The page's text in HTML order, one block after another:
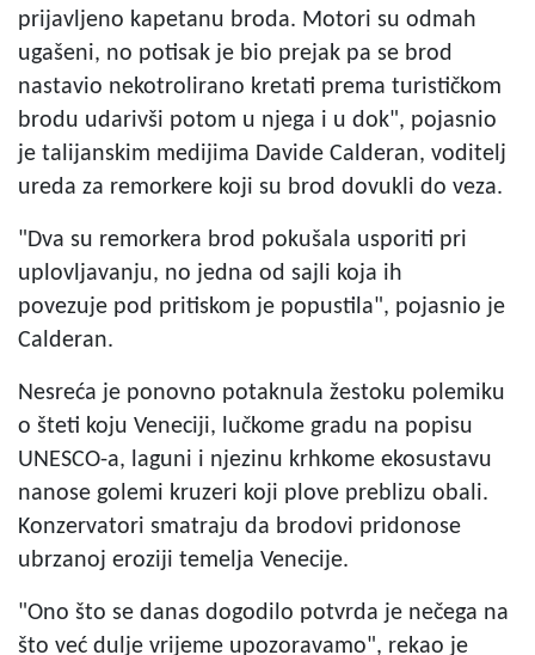
prijavljeno kapetanu broda. Motori su odmah
ugašeni, no potisak je bio prejak pa se brod
nastavio nekotrolirano kretati prema turističkom
brodu udarivši potom u njega i u dok", pojasnio
je talijanskim medijima Davide Calderan, voditelj
ureda za remorkere koji su brod dovukli do veza.
"Dva su remorkera brod pokušala usporiti pri
uplovljavanju, no jedna od sajli koja ih
povezuje pod pritiskom je popustila", pojasnio je
Calderan.
Nesreća je ponovno potaknula žestoku polemiku
o šteti koju Veneciji, lučkome gradu na popisu
UNESCO-a, laguni i njezinu krhkome ekosustavu
nanose golemi kruzeri koji plove preblizu obali.
Konzervatori smatraju da brodovi pridonose
ubrzanoj eroziji temelja Venecije.
"Ono što se danas dogodilo potvrda je nečega na
što već dulje vrijeme upozoravamo", rekao je